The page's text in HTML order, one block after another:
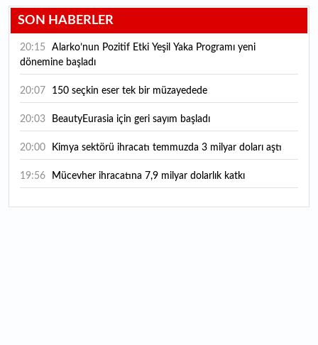
SON HABERLER
20:15
dönemine başladı
20:07 150 seçkin eser tek bir müzayedede
20:03 BeautyEurasia için geri sayım başladı
20:00 Kimya sektörü ihracatı temmuzda 3 milyar doları aştı
19:56 Mücevher ihracatına 7,9 milyar dolarlık katkı